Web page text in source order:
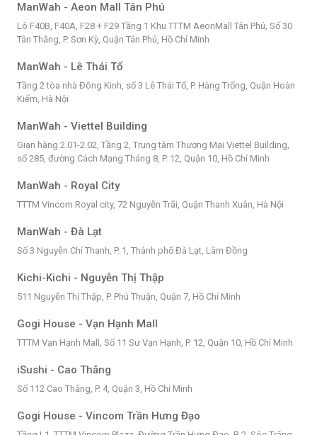
ManWah - Aeon Mall Tân Phú
Lô F40B, F40A, F28 + F29 Tầng 1 Khu TTTM AeonMall Tân Phú, Số 30
Tân Thắng, P. Sơn Kỳ, Quận Tân Phú, Hồ Chí Minh
ManWah - Lê Thái Tổ
Tầng 2 tòa nhà Đông Kinh, số 3 Lê Thái Tổ, P. Hàng Trống, Quận Hoàn
Kiếm, Hà Nội
ManWah - Viettel Building
Gian hàng 2.01-2.02, Tầng 2, Trung tâm Thương Mại Viettel Building,
số 285, đường Cách Mạng Tháng 8, P. 12, Quận 10, Hồ Chí Minh
ManWah - Royal City
TTTM Vincom Royal city, 72 Nguyễn Trãi, Quận Thanh Xuân, Hà Nội
ManWah - Đà Lạt
Số 3 Nguyễn Chí Thanh, P. 1, Thành phố Đà Lạt, Lâm Đồng
Kichi-Kichi - Nguyễn Thị Thập
511 Nguyễn Thị Thập, P. Phú Thuận, Quận 7, Hồ Chí Minh
Gogi House - Vạn Hạnh Mall
TTTM Vạn Hạnh Mall, Số 11 Sư Vạn Hạnh, P. 12, Quận 10, Hồ Chí Minh
iSushi - Cao Thắng
Số 112 Cao Thắng, P. 4, Quận 3, Hồ Chí Minh
Gogi House - Vincom Trần Hưng Đạo